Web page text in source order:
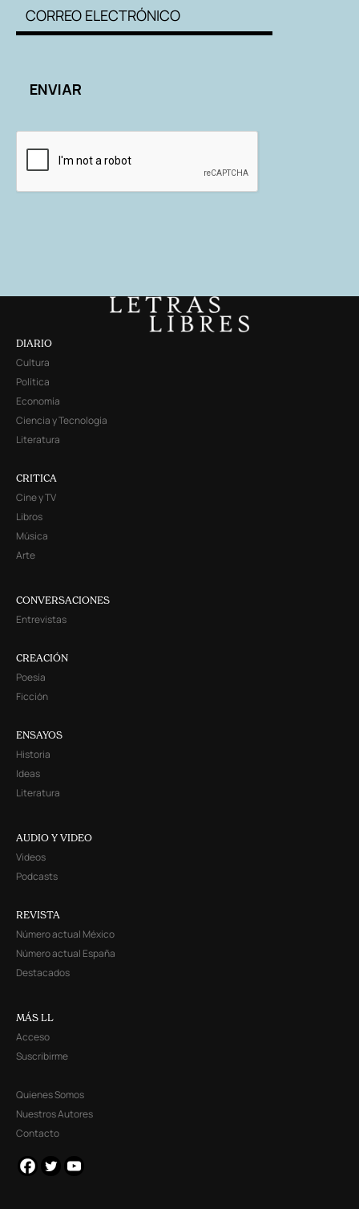
DIARIO
Cultura
Política
Economía
Ciencia y Tecnología
Literatura
CRITICA
Cine y TV
Libros
Música
Arte
CONVERSACIONES
Entrevistas
CREACIÓN
Poesía
Ficción
ENSAYOS
Historia
Ideas
Literatura
AUDIO Y VIDEO
Videos
Podcasts
REVISTA
Número actual México
Número actual España
Destacados
MÁS LL
Acceso
Suscribirme
Quienes Somos
Nuestros Autores
Contacto